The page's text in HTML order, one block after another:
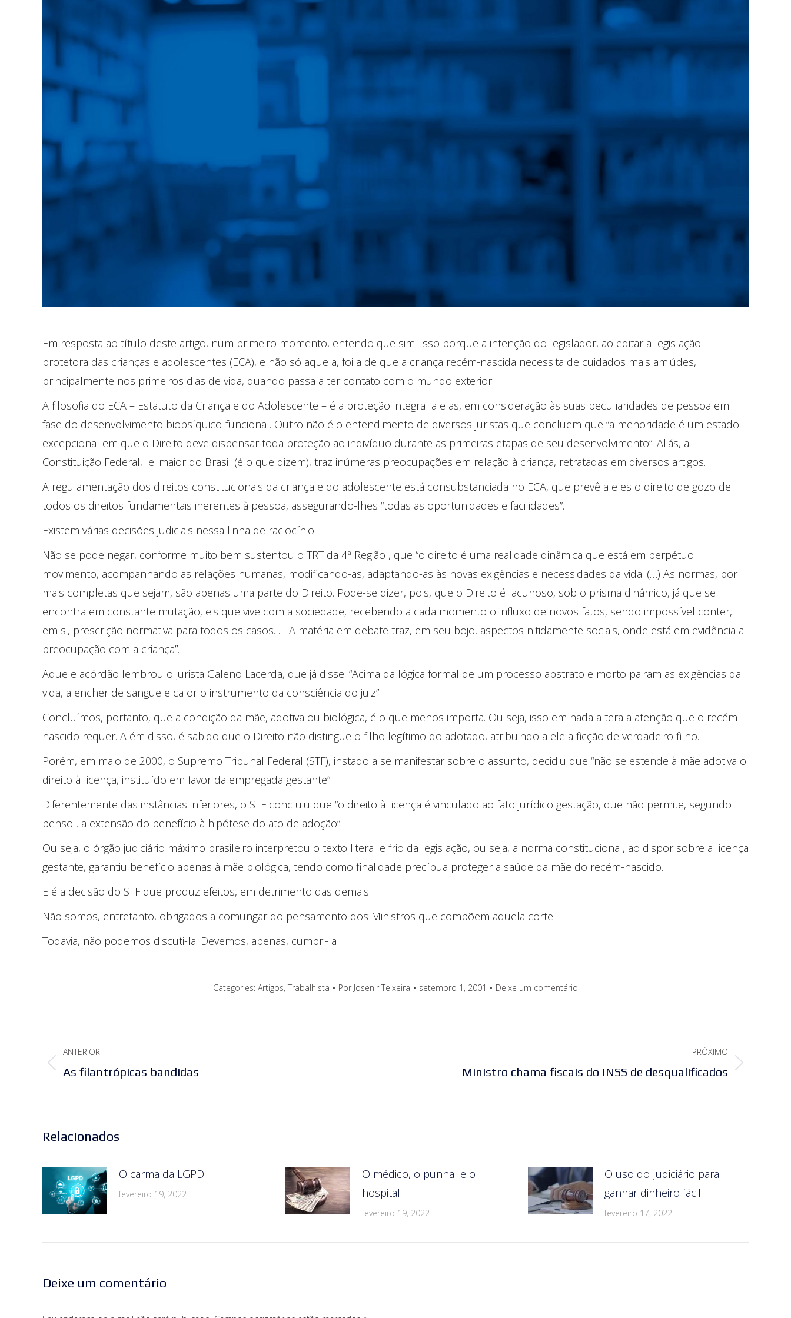
Em resposta ao título deste artigo, num primeiro momento, entendo que sim. Isso porque a intenção do legislador, ao editar a legislação
protetora das crianças e adolescentes (ECA), e não só aquela, foi a de que a criança recém-nascida necessita de cuidados mais amiúdes,
principalmente nos primeiros dias de vida, quando passa a ter contato com o mundo exterior.
A filosofia do ECA – Estatuto da Criança e do Adolescente – é a proteção integral a elas, em consideração às suas peculiaridades de pessoa em
fase do desenvolvimento biopsíquico-funcional. Outro não é o entendimento de diversos juristas que concluem que “a menoridade é um estado
excepcional em que o Direito deve dispensar toda proteção ao indivíduo durante as primeiras etapas de seu desenvolvimento”. Aliás, a
Constituição Federal, lei maior do Brasil (é o que dizem), traz inúmeras preocupações em relação à criança, retratadas em diversos artigos.
A regulamentação dos direitos constitucionais da criança e do adolescente está consubstanciada no ECA, que prevê a eles o direito de gozo de
todos os direitos fundamentais inerentes à pessoa, assegurando-lhes “todas as oportunidades e facilidades”.
Existem várias decisões judiciais nessa linha de raciocínio.
Não se pode negar, conforme muito bem sustentou o TRT da 4ª Região , que “o direito é uma realidade dinâmica que está em perpétuo
movimento, acompanhando as relações humanas, modificando-as, adaptando-as às novas exigências e necessidades da vida. (…) As normas, por
mais completas que sejam, são apenas uma parte do Direito. Pode-se dizer, pois, que o Direito é lacunoso, sob o prisma dinâmico, já que se
encontra em constante mutação, eis que vive com a sociedade, recebendo a cada momento o influxo de novos fatos, sendo impossível conter,
em si, prescrição normativa para todos os casos. … A matéria em debate traz, em seu bojo, aspectos nitidamente sociais, onde está em evidência a
preocupação com a criança”.
Aquele acórdão lembrou o jurista Galeno Lacerda, que já disse: “Acima da lógica formal de um processo abstrato e morto pairam as exigências da
vida, a encher de sangue e calor o instrumento da consciência do juiz”.
Concluímos, portanto, que a condição da mãe, adotiva ou biológica, é o que menos importa. Ou seja, isso em nada altera a atenção que o recém-
nascido requer. Além disso, é sabido que o Direito não distingue o filho legítimo do adotado, atribuindo a ele a ficção de verdadeiro filho.
Porém, em maio de 2000, o Supremo Tribunal Federal (STF), instado a se manifestar sobre o assunto, decidiu que “não se estende à mãe adotiva o
direito à licença, instituído em favor da empregada gestante”.
Diferentemente das instâncias inferiores, o STF concluiu que “o direito à licença é vinculado ao fato jurídico gestação, que não permite, segundo
penso , a extensão do benefício à hipótese do ato de adoção”.
Ou seja, o órgão judiciário máximo brasileiro interpretou o texto literal e frio da legislação, ou seja, a norma constitucional, ao dispor sobre a licença
gestante, garantiu benefício apenas à mãe biológica, tendo como finalidade precípua proteger a saúde da mãe do recém-nascido.
E é a decisão do STF que produz efeitos, em detrimento das demais.
Não somos, entretanto, obrigados a comungar do pensamento dos Ministros que compõem aquela corte.
Todavia, não podemos discuti-la. Devemos, apenas, cumpri-la
Categories: Artigos, Trabalhista Por Josenir Teixeira setembro 1, 2001 Deixe um comentário
de
post:
ANTERIOR
Post
As filantrópicas bandidas
PRÓXIMO
Ministro chama fiscais do INSS de desqualificados
Relacionados
O carma da LGPD
fevereiro 19, 2022
O médico, o punhal e o
hospital
fevereiro 19, 2022
O uso do Judiciário para
ganhar dinheiro fácil
fevereiro 17, 2022
Deixe um comentário